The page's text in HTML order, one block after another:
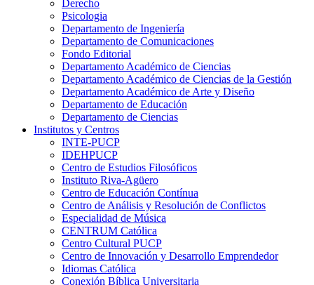
Derecho
Psicologia
Departamento de Ingeniería
Departamento de Comunicaciones
Fondo Editorial
Departamento Académico de Ciencias
Departamento Académico de Ciencias de la Gestión
Departamento Académico de Arte y Diseño
Departamento de Educación
Departamento de Ciencias
Institutos y Centros
INTE-PUCP
IDEHPUCP
Centro de Estudios Filosóficos
Instituto Riva-Agüero
Centro de Educación Contínua
Centro de Análisis y Resolución de Conflictos
Especialidad de Música
CENTRUM Católica
Centro Cultural PUCP
Centro de Innovación y Desarrollo Emprendedor
Idiomas Católica
Conexión Bíblica Universitaria